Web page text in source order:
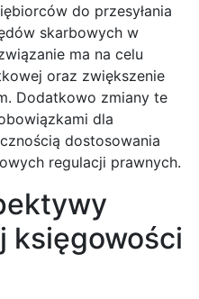
do przesyłania
skarbowych w
ma na celu
oraz zwiększenie
Dodatkowo zmiany te
dla
dostosowania
regulacji prawnych.
księgowości